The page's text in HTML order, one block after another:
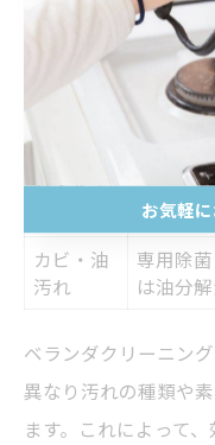
プロが
剤の
コンクリ
アルカ
タイル・
中性洗剤
カビ・油
汚れ
専用除
は油分
ベランダクリーニン
異なり汚れの種類や
ます。これによって
お気軽
お気軽